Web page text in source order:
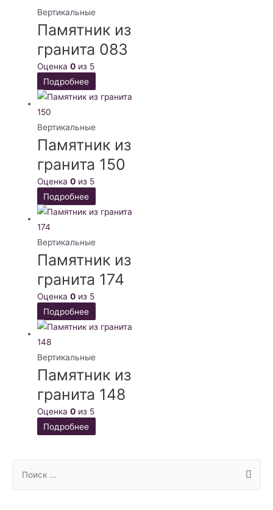
Вертикальные
Памятник из
гранита 083
Оценка0 из 5
Подробнее
Вертикальные
Памятник из
гранита 150
Оценка0 из 5
Подробнее
Вертикальные
Памятник из
гранита 174
Оценка0 из 5
Подробнее
Вертикальные
Памятник из
гранита 148
Оценка0 из 5
Подробнее